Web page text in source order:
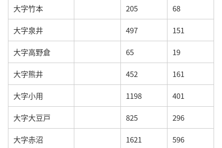
大字竹本 205 68
大字泉井 497 151
大字高野倉 65 19
大字熊井 452 161
大字小用 1198 401
大字大豆戸 825 296
大字赤沼 1621 596